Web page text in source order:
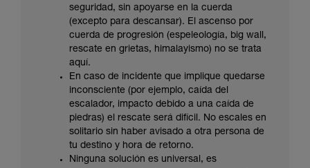
seguridad, sin apoyarse en la cuerda
(excepto para descansar). El ascenso por
cuerda de progresión (espeleología, big wall,
rescate en grietas, himalayismo) no se trata
aquí.
En caso de incidente que implique quedarse
inconsciente (por ejemplo, caída del
escalador, impacto debido a una caída de
piedras) el rescate será difícil. No escales en
solitario sin haber avisado a otra persona de
tu destino y hora de retorno.
Ninguna solución es universal, es